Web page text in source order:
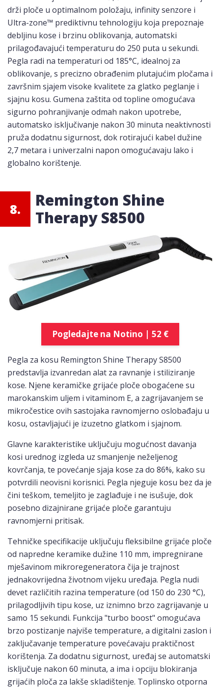
drži ploče u optimalnom položaju, infinity senzore i
Ultra-zone™ prediktivnu tehnologiju koja prepoznaje
debljinu kose i brzinu oblikovanja, automatski
prilagođavajući temperaturu do 250 puta u sekundi.
Pegla radi na temperaturi od 185°C, idealnoj za
oblikovanje, s precizno obrađenim plutajućim pločama i
završnim sjajem visoke kvalitete za glatko peglanje i
sjajnu kosu. Gumena zaštita od topline omogućava
sigurno pohranjivanje odmah nakon upotrebe,
automatsko isključivanje nakon 30 minuta neaktivnosti
pruža dodatnu sigurnost, dok rotirajući kabel dužine
2,7 metara i univerzalni napon omogućavaju lako i
globalno korištenje.
8.
Remington Shine
Therapy S8500
Pogledajte na Notino | 52 €
Pegla za kosu Remington Shine Therapy S8500
predstavlja izvanredan alat za ravnanje i stiliziranje
kose. Njene keramičke grijaće ploče obogaćene su
marokanskim uljem i vitaminom E, a zagrijavanjem se
mikročestice ovih sastojaka ravnomjerno oslobađaju u
kosu, ostavljajući je izuzetno glatkom i sjajnom.
Glavne karakteristike uključuju mogućnost davanja
kosi urednog izgleda uz smanjenje neželjenog
kovrčanja, te povećanje sjaja kose za do 86%, kako su
potvrdili neovisni korisnici. Pegla njeguje kosu bez da je
čini teškom, temeljito je zaglađuje i ne isušuje, dok
posebno dizajnirane grijaće ploče garantuju
ravnomjerni pritisak.
Tehničke specifikacije uključuju fleksibilne grijaće ploče
od napredne keramike dužine 110 mm, impregnirane
mješavinom mikroregeneratora čija je trajnost
jednakovrijedna životnom vijeku uređaja. Pegla nudi
devet različitih razina temperature (od 150 do 230 °C),
prilagodljivih tipu kose, uz iznimno brzo zagrijavanje u
samo 15 sekundi. Funkcija "turbo boost" omogućava
brzo postizanje najviše temperature, a digitalni zaslon i
zaključavanje temperature povećavaju praktičnost
korištenja. Za dodatnu sigurnost, uređaj se automatski
isključuje nakon 60 minuta, a ima i opciju blokiranja
grijaćih ploča za lakše skladištenje. Toplinsko otporna